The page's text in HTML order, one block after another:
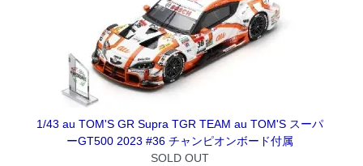
1/43 au TOM'S GR Supra TGR TEAM au TOM'S スーパ
ーGT500 2023 #36 チャンピオンボード付属
SOLD OUT